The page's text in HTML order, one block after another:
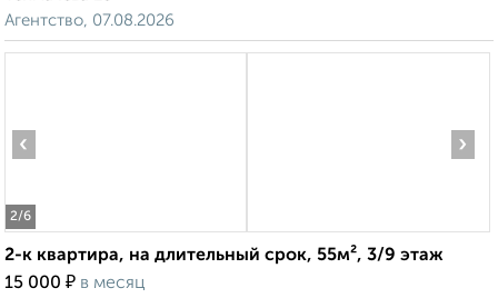
Агентство, 07.08.2026
2/6
‹ ›
2-к квартира, на длительный срок, 55м², 3/9 этаж
15 000 ₽ в месяц